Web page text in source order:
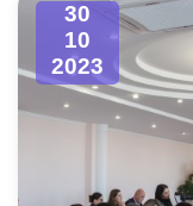
30
10
2023